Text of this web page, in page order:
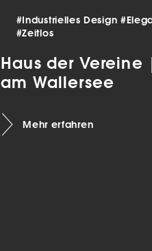
#Industrielles Design
#Zeitlos
Haus der
am Wallersee
Mehr erfahren